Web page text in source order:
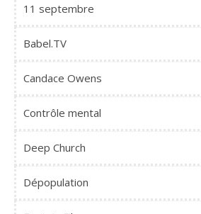
11 septembre
Babel.TV
Candace Owens
Contrôle mental
Deep Church
Dépopulation